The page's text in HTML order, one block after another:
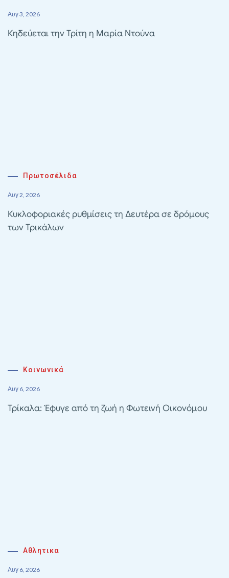
Αυγ 3, 2026
Κηδεύεται την Τρίτη η Μαρία Ντούνα
Πρωτοσέλιδα
Αυγ 2, 2026
Κυκλοφοριακές ρυθμίσεις τη Δευτέρα σε δρόμους
των Τρικάλων
Κοινωνικά
Αυγ 6, 2026
Τρίκαλα: Έφυγε από τη ζωή η Φωτεινή Οικονόμου
Αθλητικα
Αυγ 6, 2026